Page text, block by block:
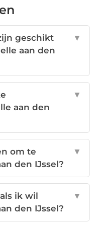
geschikt
aan den
▼
aan den
▼
om te
den IJssel?
▼
ik wil
den IJssel?
▼